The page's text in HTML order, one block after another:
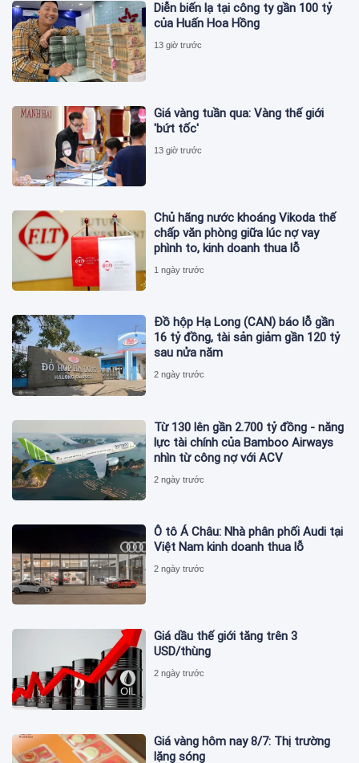
Diễn biến lạ tại công ty gần 100 tỷ
của Huấn Hoa Hồng
13 giờ trước
Giá vàng tuần qua: Vàng thế giới
'bứt tốc'
13 giờ trước
Chủ hãng nước khoáng Vikoda thế
chấp văn phòng giữa lúc nợ vay
phình to, kinh doanh thua lỗ
1 ngày trước
Đồ hộp Hạ Long (CAN) báo lỗ gần
16 tỷ đồng, tài sản giảm gần 120 tỷ
sau nửa năm
2 ngày trước
Từ 130 lên gần 2.700 tỷ đồng - năng
lực tài chính của Bamboo Airways
nhìn từ công nợ với ACV
2 ngày trước
Ô tô Á Châu: Nhà phân phối Audi tại
Việt Nam kinh doanh thua lỗ
2 ngày trước
Giá dầu thế giới tăng trên 3
USD/thùng
2 ngày trước
Giá vàng hôm nay 8/7: Thị trường
lặng sóng